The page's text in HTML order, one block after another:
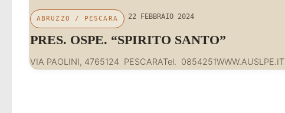
ABRUZZO / PESCARA 22 FEBBRAIO 2024
PRES. OSPE. “SPIRITO SANTO”
VIA PAOLINI, 4765124 PESCARATel. 0854251WWW.AUSLPE.IT